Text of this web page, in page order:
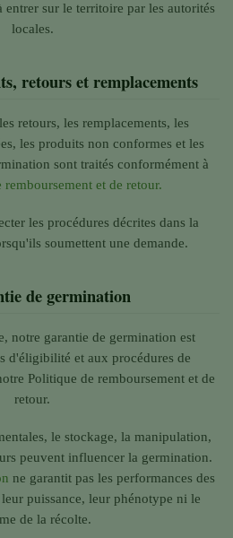
entrer sur le territoire par les autorités
locales.
retours et remplacements
retours, les remplacements, les
les produits non conformes et les
sont traités conformément à
et de retour.
les procédures décrites dans la
soumettent une demande.
de germination
notre garantie de germination est
d'éligibilité et aux procédures de
Politique de remboursement et de
retour.
le stockage, la manipulation,
peuvent influencer la germination.
ne garantit pas les performances des
puissance, leur phénotype ni le
de la récolte.